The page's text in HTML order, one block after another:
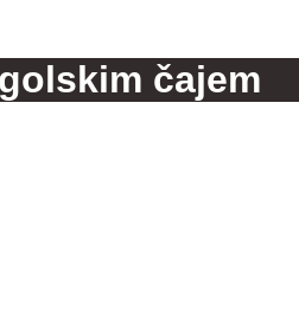
čajem